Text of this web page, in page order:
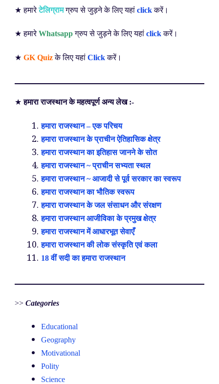
★ हमारेटेलिग्रामग्रुप से जुड़ने के लिए यहां clickकरें।
★ हमारेWhatsappग्रुप से जुड़ने के लिए यहां clickकरें।
★ GK Quizके लिए यहां Clickकरें।
★हमारा राजस्थान के महत्वपूर्ण अन्य लेख :-
हमारा राजस्थान – एक परिचय
हमारा राजस्थान के प्राचीन ऐतिहासिक क्षेत्र
हमारा राजस्थान का इतिहास जानने के सोत
हमारा राजस्थान ~ प्राचीन सभ्यता स्थल
हमारा राजस्थान ~ आजादी से पूर्व सरकार का स्वरूप
हमारा राजस्थान का भौतिक स्वरूप
हमारा राजस्थान के जल संसाधन और संरक्षण
हमारा राजस्थान आजीविका के प्रमुख क्षेत्र
हमारा राजस्थान में आधारभूत सेवाएँ
हमारा राजस्थान की लोक संस्कृति एवं कला
18 वीं सदी का हमारा राजस्थान
>> Categories
Educational
Geography
Motivational
Polity
Science